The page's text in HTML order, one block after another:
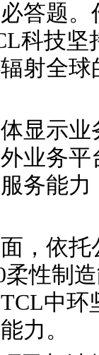
答题
科技坚
射全
显示
业务
务能
，依
柔性制
中
力。